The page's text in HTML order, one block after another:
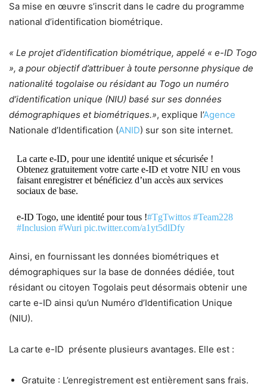
Sa mise en œuvre s’inscrit dans le cadre du programme
national d’identification biométrique.
« Le projet d’identification biométrique, appelé « e-ID Togo
», a pour objectif d’attribuer à toute personne physique de
nationalité togolaise ou résidant au Togo un numéro
d’identification unique (NIU) basé sur ses données
démographiques et biométriques.», explique l’Agence
Nationale d’Identification (ANID) sur son site internet.
La carte e-ID, pour une identité unique et sécurisée !
Obtenez gratuitement votre carte e-ID et votre NIU en vous
faisant enregistrer et bénéficiez d’un accès aux services
sociaux de base.
e-ID Togo, une identité pour tous !#TgTwittos #Team228
#Inclusion #Wuri pic.twitter.com/a1yt5dlDfy
Ainsi, en fournissant les données biométriques et
démographiques sur la base de données dédiée, tout
résidant ou citoyen Togolais peut désormais obtenir une
carte e-ID ainsi qu’un Numéro d’Identification Unique
(NIU).
La carte e-ID présente plusieurs avantages. Elle est :
Gratuite : L’enregistrement est entièrement sans frais.